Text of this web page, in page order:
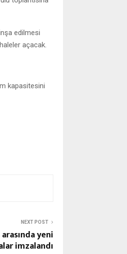
edilmesi
açacak.
kapasitesini
NEXT POST
yeni
imzalandı